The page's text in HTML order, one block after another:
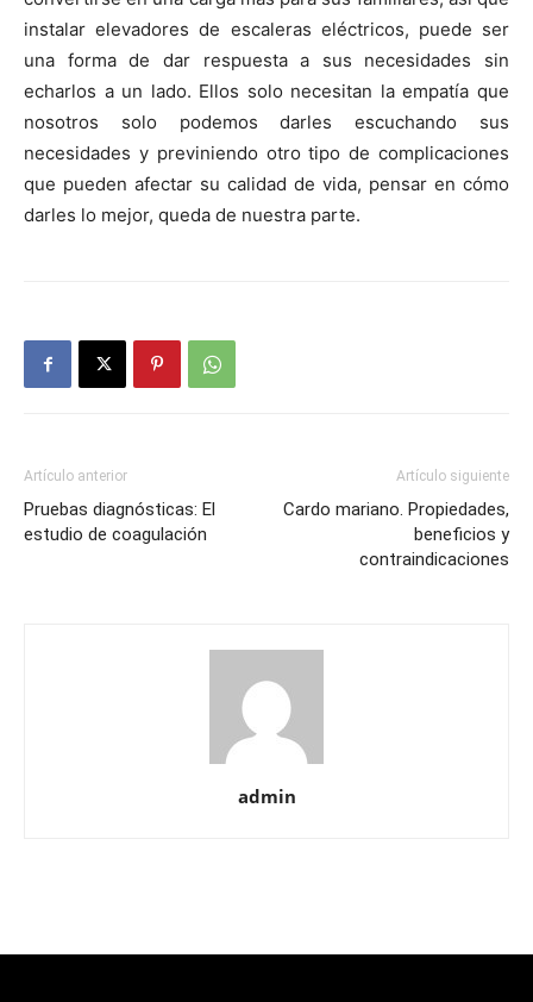
instalar elevadores de escaleras eléctricos, puede ser
una forma de dar respuesta a sus necesidades sin
echarlos a un lado. Ellos solo necesitan la empatía que
nosotros solo podemos darles escuchando sus
necesidades y previniendo otro tipo de complicaciones
que pueden afectar su calidad de vida, pensar en cómo
darles lo mejor, queda de nuestra parte.
Artículo anterior
Pruebas diagnósticas: El
estudio de coagulación
Artículo siguiente
Cardo mariano. Propiedades,
beneficios y
contraindicaciones
admin